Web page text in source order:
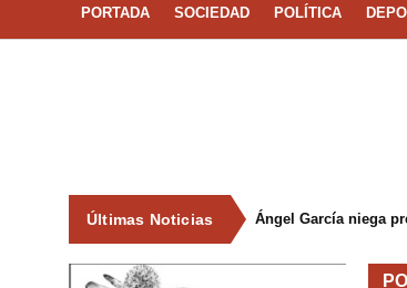
PORTADA SOCIEDAD POLÍTICA
Últimas Noticias Ángel García niega